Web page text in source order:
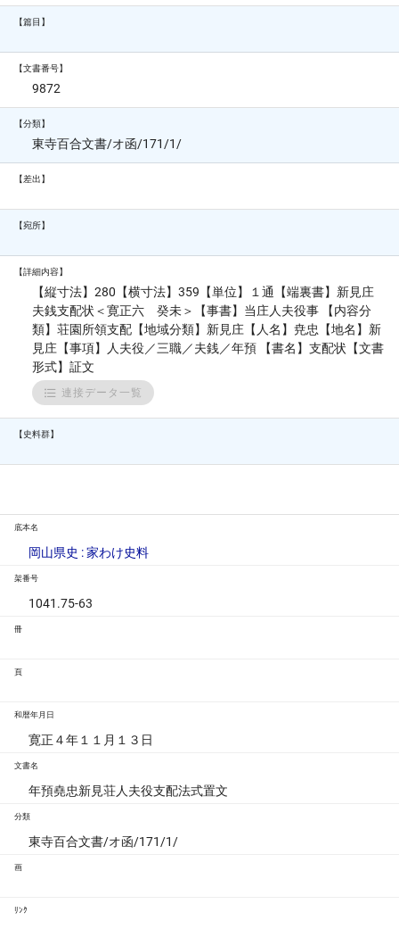
【篇目】
【文書番号】
9872
【分類】
東寺百合文書/オ函/171/1/
【差出】
【宛所】
【詳細内容】
【縦寸法】280【横寸法】359【単位】１通【端裏書】新見庄
夫銭支配状＜寛正六 癸未＞【事書】当庄人夫役事 【内容分
類】荘園所領支配【地域分類】新見庄【人名】尭忠【地名】新
見庄【事項】人夫役／三職／夫銭／年預 【書名】支配状【文書
形式】証文
連接データ一覧
【史料群】
底本名
岡山県史 : 家わけ史料
架番号
1041.75-63
冊
頁
和暦年月日
寛正４年１１月１３日
文書名
年預堯忠新見荘人夫役支配法式置文
分類
東寺百合文書/オ函/171/1/
画
ﾘﾝｸ